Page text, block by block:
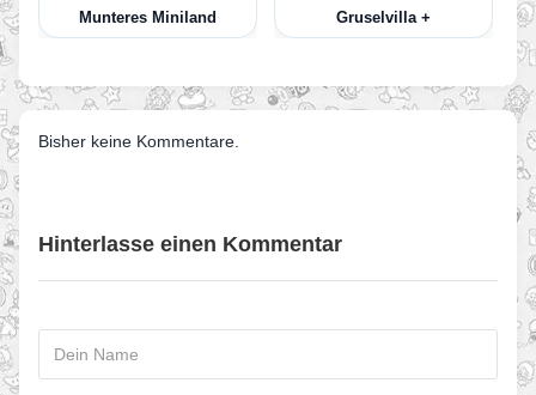
Munteres Miniland Gruselvilla +
Bisher keine Kommentare.
Hinterlasse einen Kommentar